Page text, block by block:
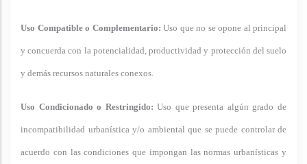
Uso Compatible o Complementario: Uso que no se opone al principal
y concuerda con la potencialidad, productividad y protección del suelo
y demás recursos naturales conexos.
Uso Condicionado o Restringido: Uso que presenta algún grado de
incompatibilidad urbanística y/o ambiental que se puede controlar de
acuerdo con las condiciones que impongan las normas urbanísticas y